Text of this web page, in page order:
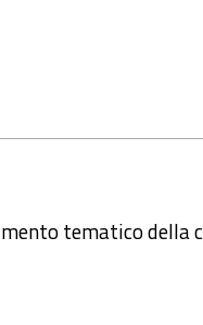
tematico della